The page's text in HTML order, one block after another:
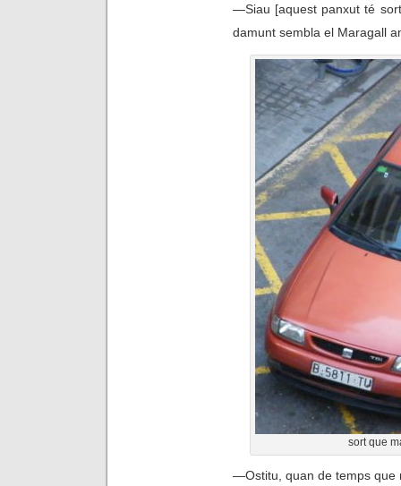
—Siau [aquest panxut té
damunt sembla el Maragall
sort que
—Ostitu, quan de temps que